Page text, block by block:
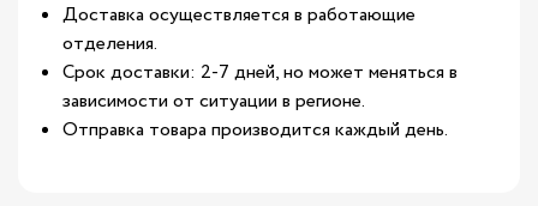
Доставка осуществляется в работающие
отделения.
Срок доставки: 2-7 дней, но может меняться в
зависимости от ситуации в регионе.
Отправка товара производится каждый день.